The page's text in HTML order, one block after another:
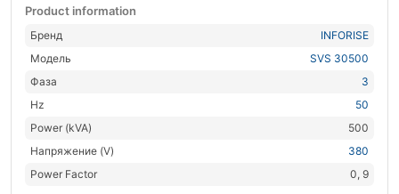
Product information
Бренд
INFORISE
Модель
SVS 30500
Фаза
3
Hz
50
Power (kVA)
500
Напряжение (V)
380
Power Factor
0, 9